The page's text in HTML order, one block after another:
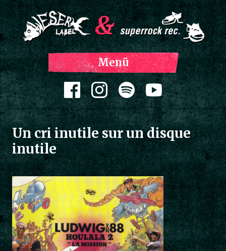
Menü
Zum Inhalt springen
Un cri inutile sur un disque
inutile